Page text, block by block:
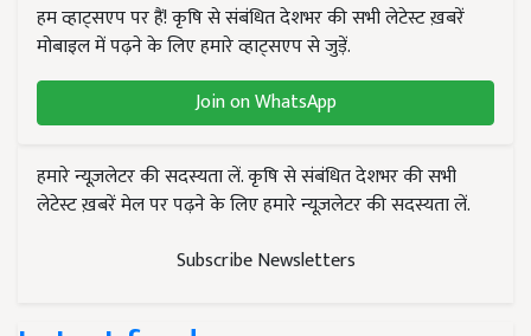
हम व्हाट्सएप पर हैं! कृषि से संबंधित देशभर की सभी लेटेस्ट ख़बरें
मोबाइल में पढ़ने के लिए हमारे व्हाट्सएप से जुड़ें.
Join on WhatsApp
हमारे न्यूज़लेटर की सदस्यता लें. कृषि से संबंधित देशभर की सभी
लेटेस्ट ख़बरें मेल पर पढ़ने के लिए हमारे न्यूज़लेटर की सदस्यता लें.
Subscribe Newsletters